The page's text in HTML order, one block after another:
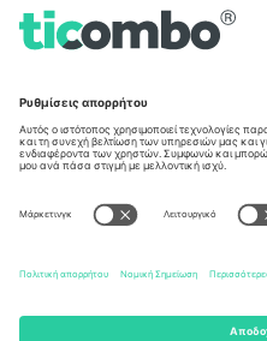
Regus Sofia City West, bul
Totleben 53-55, 1606 Sofia,
Mexico
Av Chapultepec 360, Roma
Norte, Cuauhtémoc, 06700
Ciudad de México, CDMX,
Mexico
Η νομική οντότητα του παρόχου
τομέα. Για λεπτομέρειες